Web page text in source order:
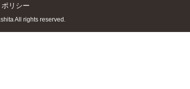
リシー
All rights reserved.